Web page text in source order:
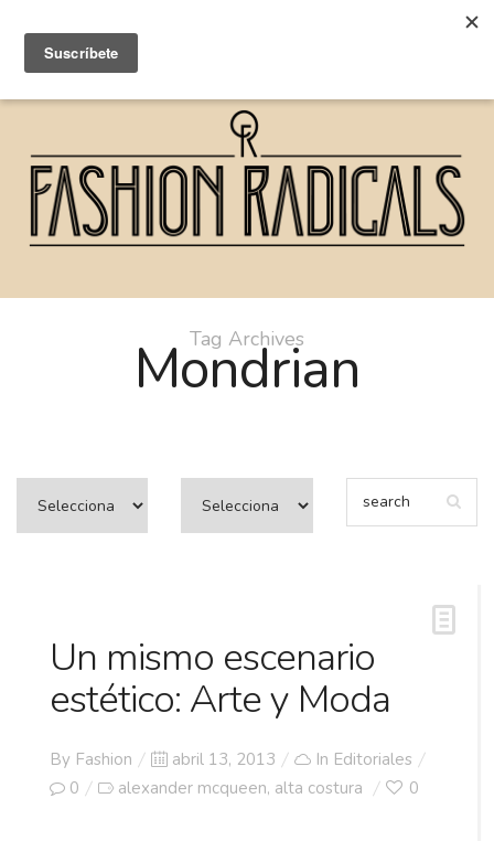
Tag Archives
Mondrian
Un mismo escenario
estético: Arte y Moda
By Fashion
Posted
on
abril 13, 2013 In Editoriales
0
alexander mcqueen, alta costura 0